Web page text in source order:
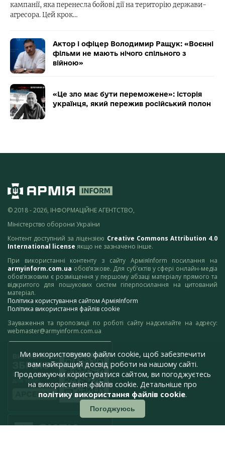
кампанії, яка перенесла бойові дії на територію держави-
агресора. Цей крок…
Актор і офіцер Володимир Ращук: «Воєнні
фільми не мають нічого спільного з
війною»
«Це зло має бути переможене»: історія
українця, який пережив російський полон
© 2018 - 2026, ІНФОРМАЦІЙНЕ АГЕНТСТВО,
Міністерство оборони України
Контент доступний за ліцензією Creative Commons Attribution 4.0
International license якщо не зазначено інше.
При використанні контенту з сайту АрміяInform посилання на
armyinform.com.ua обов’язкове. Для суб’єктів у сфері онлайн-медіа
обов’язковим є розміщення у першому абзаці матеріалу прямого та
відкритого для пошукових систем гіперпосилання на цитований
матеріал.
Політика користування сайтом АрміяInform
Політика використання файлів cookie
Зауваження та пропозиції по роботі сайту надсилайте на адресу:
webmaster@armyinform.com.ua
Ми використовуємо файли cookie, щоб забезпечити
вам найкращий досвід роботи на нашому сайті.
Продовжуючи користуватися сайтом, ви погоджуєтесь
на використання файлів cookie. Детальніше про
політику використання файлів cookie.
Погоджуюсь